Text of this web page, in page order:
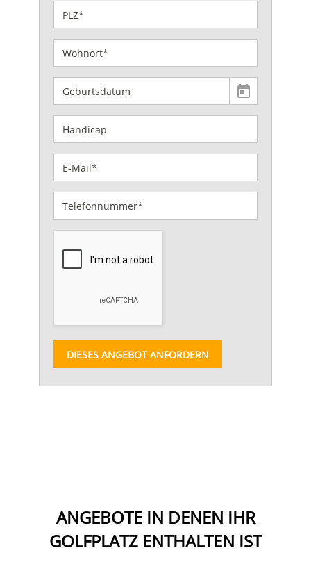
DIESES ANGEBOT ANFORDERN
ANGEBOTE IN DENEN IHR
GOLFPLATZ ENTHALTEN IST